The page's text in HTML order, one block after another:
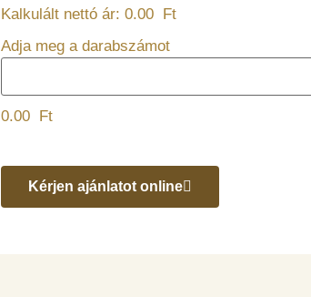
Kalkulált nettó ár: 0.00 Ft
Adja meg a darabszámot
0.00 Ft
Kérjen ajánlatot online